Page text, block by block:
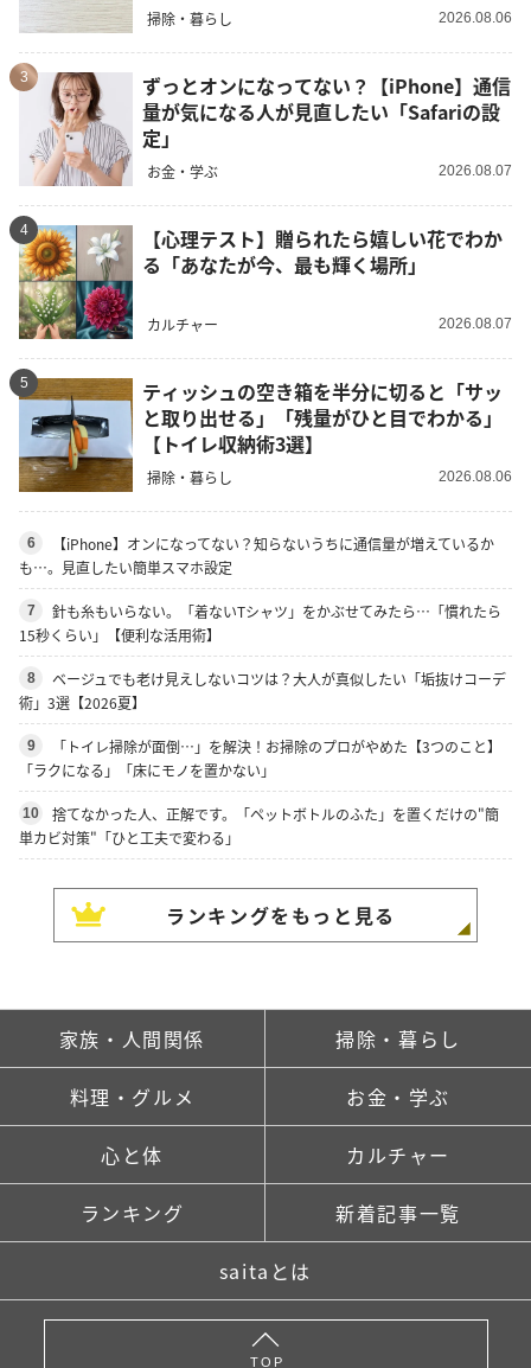
掃除・暮らし 2026.08.06
3
ずっとオンになってない？【iPhone】通信
量が気になる人が見直したい「Safariの設
定」
お金・学ぶ 2026.08.07
4
【心理テスト】贈られたら嬉しい花でわか
る「あなたが今、最も輝く場所」
カルチャー 2026.08.07
5
ティッシュの空き箱を半分に切ると「サッ
と取り出せる」「残量がひと目でわかる」
【トイレ収納術3選】
掃除・暮らし 2026.08.06
6
【iPhone】オンになってない？知らないうちに通信量が増えているか
も…。見直したい簡単スマホ設定
7
針も糸もいらない。「着ないTシャツ」をかぶせてみたら…「慣れたら
15秒くらい」【便利な活用術】
8
ベージュでも老け見えしないコツは？大人が真似したい「垢抜けコーデ
術」3選【2026夏】
9
「トイレ掃除が面倒…」を解決！お掃除のプロがやめた【3つのこと】
「ラクになる」「床にモノを置かない」
10
捨てなかった人、正解です。「ペットボトルのふた」を置くだけの"簡
単カビ対策"「ひと工夫で変わる」
ランキングをもっと見る
家族・人間関係 掃除・暮らし
料理・グルメ お金・学ぶ
心と体 カルチャー
ランキング 新着記事一覧
saitaとは
TOP